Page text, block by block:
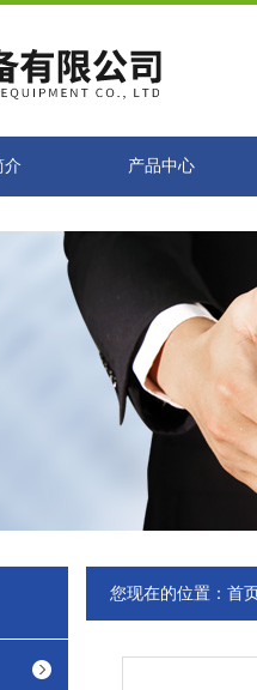
介 产品中心
您现在的位置： 首